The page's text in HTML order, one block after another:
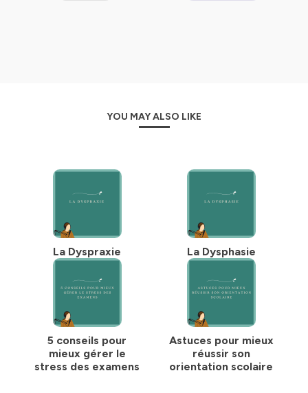
YOU MAY ALSO LIKE
La Dyspraxie La Dysphasie
5 conseils pour
mieux gérer le
stress des examens
Astuces pour mieux
réussir son
orientation scolaire